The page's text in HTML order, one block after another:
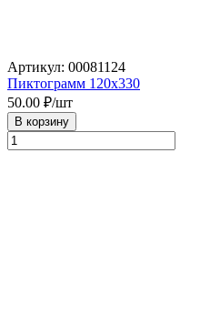
Артикул: 00081124
Пиктограмм 120х330
50.00 ₽/шт
В корзину